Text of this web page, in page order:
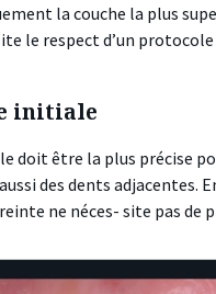
la couche la plus
le respect d’un
initiale
doit être la plus précise
des dents adjacentes.
ne néces- site pas